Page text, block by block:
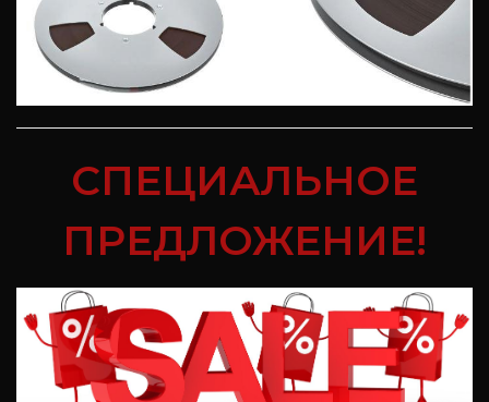
СПЕЦИАЛЬНОЕ
ПРЕДЛОЖЕНИЕ!